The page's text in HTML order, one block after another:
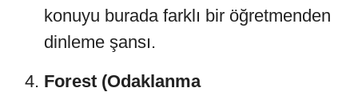
konuyu burada farklı bir öğretmenden
dinleme şansı.
Forest (Odaklanma